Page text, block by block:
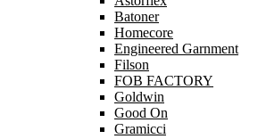
Batoner
Homecore
Engineered Garnment
Filson
FOB FACTORY
Goldwin
Good On
Gramicci